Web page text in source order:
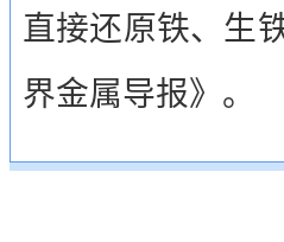
直接还原铁、生
界金属导报》。